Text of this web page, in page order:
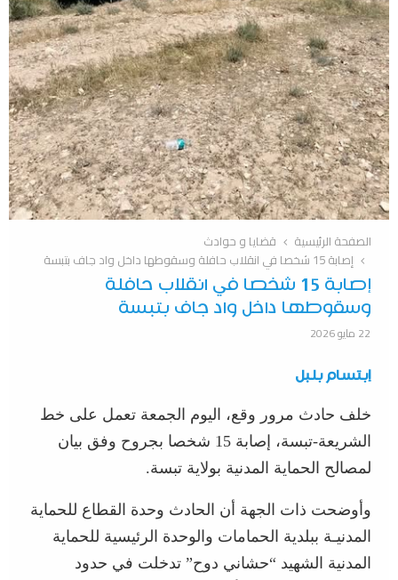
الصفحة الرئيسية
قضايا و حوادث
إصابة 15 شخصا في انقلاب حافلة وسقوطها داخل واد جاف بتبسة
إصابة 15 شخصا في انقلاب حافلة
وسقوطها داخل واد جاف بتبسة
22 مايو 2026
إبتسام بلبل
خلف حادث مرور وقع، اليوم الجمعة تعمل على خط
الشريعة-تبسة، إصابة 15 شخصا بجروح وفق بيان
لمصالح الحماية المدنية بولاية تبسة.
وأوضحت ذات الجهة أن الحادث وحدة القطاع للحماية
المدنيـة ببلدية الحمامات والوحدة الرئيسية للحماية
المدنية الشهيد “حشاني دوح” تدخلت في حدود